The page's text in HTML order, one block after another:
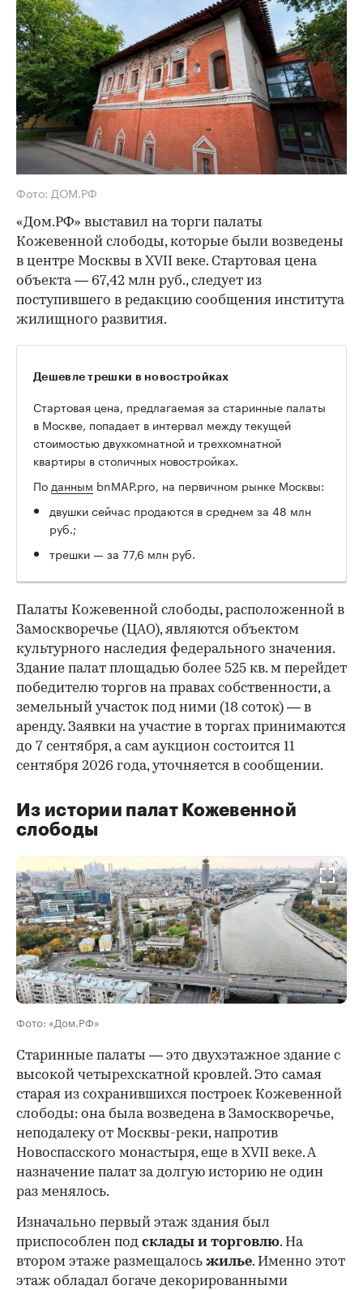
Фото: ДОМ.РФ
«Дом.РФ» выставил на торги палаты
Кожевенной слободы, которые были возведены
в центре Москвы в XVII веке. Стартовая цена
объекта — 67,42 млн руб., следует из
поступившего в редакцию сообщения института
жилищного развития.
Дешевле трешки в новостройках
Стартовая цена, предлагаемая за старинные палаты
в Москве, попадает в интервал между текущей
стоимостью двухкомнатной и трехкомнатной
квартиры в столичных новостройках.
По данным bnMAP.pro, на первичном рынке Москвы:
двушки сейчас продаются в среднем за 48 млн
руб.;
трешки — за 77,6 млн руб.
Палаты Кожевенной слободы, расположенной в
Замоскворечье (ЦАО), являются объектом
культурного наследия федерального значения.
Здание палат площадью более 525 кв. м перейдет
победителю торгов на правах собственности, а
земельный участок под ними (18 соток) — в
аренду. Заявки на участие в торгах принимаются
до 7 сентября, а сам аукцион состоится 11
сентября 2026 года, уточняется в сообщении.
00:00 / 00:00
Из истории палат Кожевенной
слободы
Фото: «Дом.РФ»
Старинные палаты — это двухэтажное здание с
высокой четырехскатной кровлей. Это самая
старая из сохранившихся построек Кожевенной
слободы: она была возведена в Замоскворечье,
неподалеку от Москвы-реки, напротив
Новоспасского монастыря, еще в XVII веке. А
назначение палат за долгую историю не один
раз менялось.
Изначально первый этаж здания был
приспособлен под склады и торговлю. На
втором этаже размещалось жилье. Именно этот
этаж обладал богаче декорированными